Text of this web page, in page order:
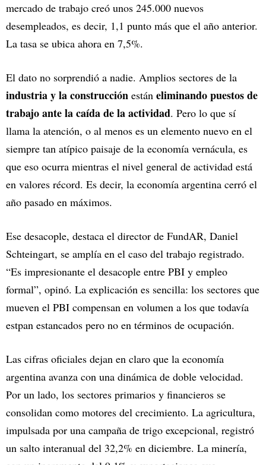
mercado de trabajo creó unos 245.000 nuevos
desempleados, es decir, 1,1 punto más que el año anterior.
La tasa se ubica ahora en 7,5%.
El dato no sorprendió a nadie. Amplios sectores de la
industria y la construcción están eliminando puestos de
trabajo ante la caída de la actividad. Pero lo que sí
llama la atención, o al menos es un elemento nuevo en el
siempre tan atípico paisaje de la economía vernácula, es
que eso ocurra mientras el nivel general de actividad está
en valores récord. Es decir, la economía argentina cerró el
año pasado en máximos.
Ese desacople, destaca el director de FundAR, Daniel
Schteingart, se amplía en el caso del trabajo registrado.
“Es impresionante el desacople entre PBI y empleo
formal”, opinó. La explicación es sencilla: los sectores que
mueven el PBI compensan en volumen a los que todavía
estpan estancados pero no en términos de ocupación.
Las cifras oficiales dejan en claro que la economía
argentina avanza con una dinámica de doble velocidad.
Por un lado, los sectores primarios y financieros se
consolidan como motores del crecimiento. La agricultura,
impulsada por una campaña de trigo excepcional, registró
un salto interanual del 32,2% en diciembre. La minería,